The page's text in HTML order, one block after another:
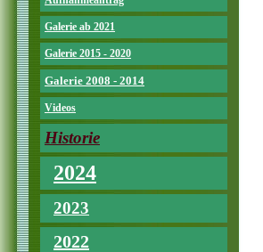
Galerie ab 2021
Galerie 2015 - 2020
Galerie 2008 - 2014
Videos
Historie
2024
2023
2022